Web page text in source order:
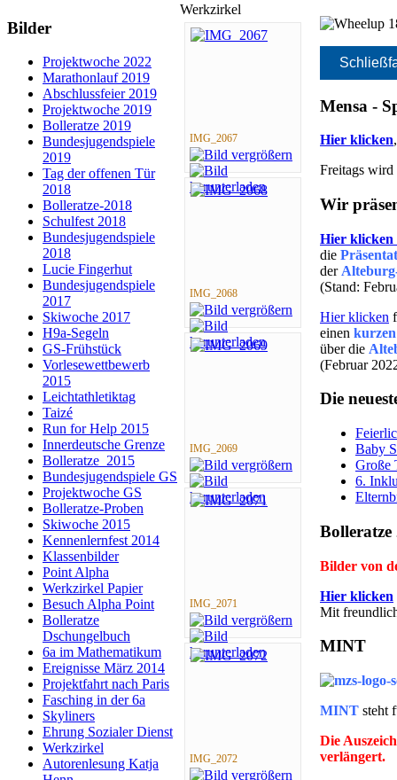
Bilder
Projektwoche 2022
Marathonlauf 2019
Abschlussfeier 2019
Projektwoche 2019
Bolleratze 2019
Bundesjugendspiele
2019
Tag der offenen Tür
2018
Bolleratze-2018
Schulfest 2018
Bundesjugendspiele
2018
Lucie Fingerhut
Bundesjugendspiele
2017
Skiwoche 2017
H9a-Segeln
GS-Frühstück
Vorlesewettbewerb
2015
Leichtathletiktag
Taizé
Run for Help 2015
Innerdeutsche Grenze
Bolleratze_2015
Bundesjugendspiele GS
Projektwoche GS
Bolleratze-Proben
Skiwoche 2015
Kennenlernfest 2014
Klassenbilder
Point Alpha
Werkzirkel Papier
Besuch Alpha Point
Bolleratze
Dschungelbuch
6a im Mathematikum
Ereignisse März 2014
Projektfahrt nach Paris
Fasching in der 6a
Skyliners
Ehrung Sozialer Dienst
Werkzirkel
Autorenlesung Katja
ukash
Werkzirkel
IMG_2067
IMG_2068
IMG_2069
IMG_2071
IMG_2072
Mensa -
Hier klicken
Freitags wird
Wir
Hier klicken
die
der
(Stand:
Hier klicken
einen
über die
(Februar
Die
Baby
Große
6.
Bolleratze
Bilder von
Hier klicken
Mit
MINT
MINT steht
Die
verlängert.